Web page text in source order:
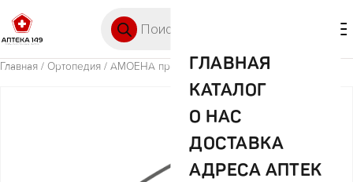
ГЛАВНАЯ
КАТАЛОГ
О НАС
ДОСТАВКА
АДРЕСА АПТЕК
Главная / Ортопедия / АМОЕНА протез арт 290 р-р 4